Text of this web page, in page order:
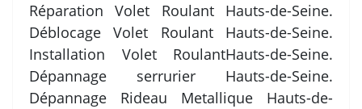
Réparation Volet Roulant Hauts-de-Seine.
Déblocage Volet Roulant Hauts-de-Seine.
Installation Volet RoulantHauts-de-Seine.
Dépannage serrurier Hauts-de-Seine.
Dépannage Rideau Metallique Hauts-de-